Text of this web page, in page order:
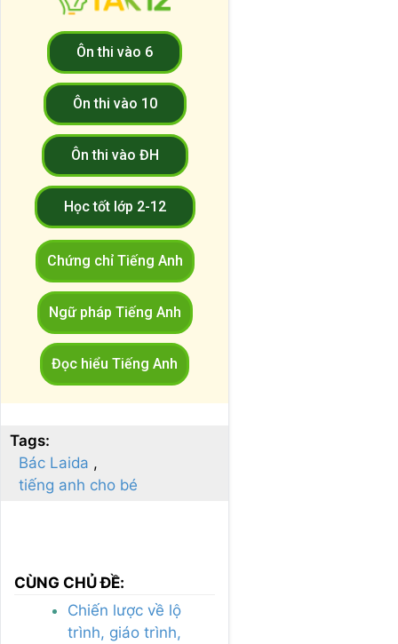
Ôn thi vào 6
Ôn thi vào 10
Ôn thi vào ĐH
Học tốt lớp 2-12
Chứng chỉ Tiếng Anh
Ngữ pháp Tiếng Anh
Đọc hiểu Tiếng Anh
Tags:
Bác Laida
tiếng anh cho bé
CÙNG CHỦ ĐỀ:
Chiến lược về lộ
trình, giáo trình,